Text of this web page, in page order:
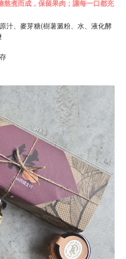
熬煮而成，保留果肉；讓每一口都充
汁、麥芽糖(樹薯澱粉、水、液化酵